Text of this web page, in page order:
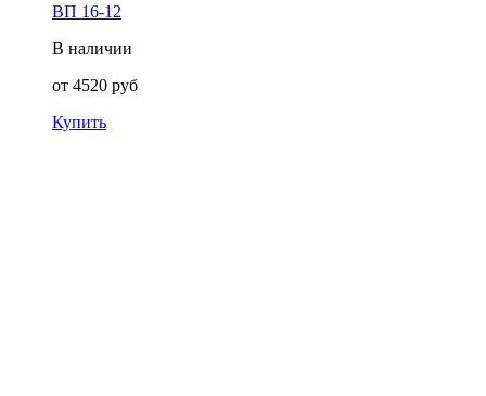
ВП 16-12
В наличии
от 4520 руб
Купить